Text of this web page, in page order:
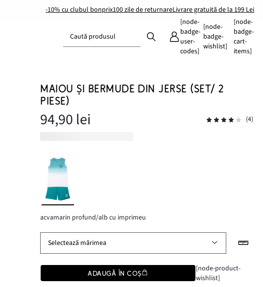
-10% cu clubul bonprix100 zile de returnareLivrare gratuită de la 199 Lei
Caută produsul
[node-
badge-
user-
codes]
[node-
badge-
wishlist]
[node-
badge-
cart-
items]
MAIOU ȘI BERMUDE DIN JERSE (SET/ 2
PIESE)
94,90 lei (4)
acvamarin profund/alb cu imprimeu
Selectează mărimea
ADAUGĂ ÎN COȘ
[node-product-
wishlist]